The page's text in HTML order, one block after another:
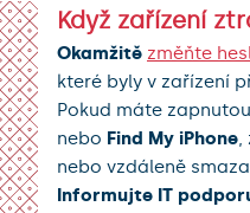
Když zařízení
Okamžitě změňte
které byly v zařízení
Pokud máte
nebo Find My iPhone
nebo vzdáleně
Informujte IT